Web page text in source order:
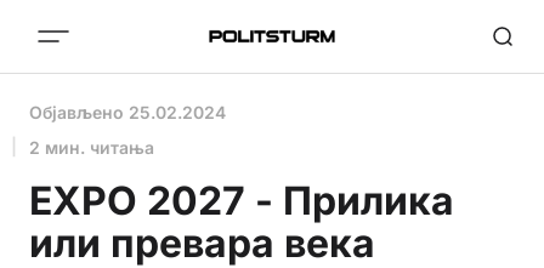
Објављено 25.02.2024
2 мин. читања
EXPO 2027 - Прилика
или превара века